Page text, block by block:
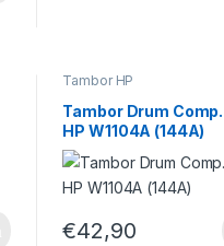
Tambor HP
Tambor Drum Comp.
HP W1104A (144A)
€42,90